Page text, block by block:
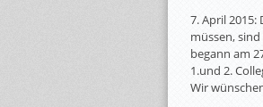
7. April
müssen,
begann am
1.und 2.
Wir